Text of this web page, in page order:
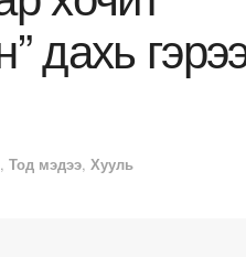
дахь
, Тод мэдээ, Хууль